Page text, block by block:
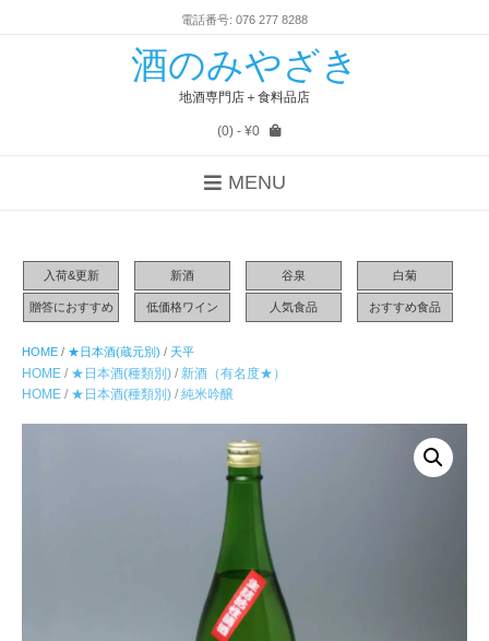
電話番号: 076 277 8288
酒のみやざき
地酒専門店＋食料品店
(0)- ¥0
MENU
入荷&更新 新酒 谷泉 白菊
贈答におすすめ 低価格ワイン 人気食品 おすすめ食品
HOME / ★日本酒(蔵元別) / 天平
HOME / ★日本酒(種類別) / 新酒（有名度★）
HOME / ★日本酒(種類別) / 純米吟醸